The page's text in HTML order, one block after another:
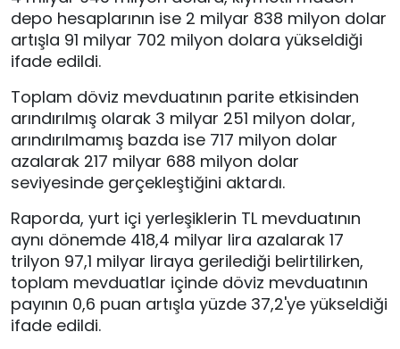
depo hesaplarının ise 2 milyar 838 milyon dolar
artışla 91 milyar 702 milyon dolara yükseldiği
ifade edildi.
Toplam döviz mevduatının parite etkisinden
arındırılmış olarak 3 milyar 251 milyon dolar,
arındırılmamış bazda ise 717 milyon dolar
azalarak 217 milyar 688 milyon dolar
seviyesinde gerçekleştiğini aktardı.
Raporda, yurt içi yerleşiklerin TL mevduatının
aynı dönemde 418,4 milyar lira azalarak 17
trilyon 97,1 milyar liraya gerilediği belirtilirken,
toplam mevduatlar içinde döviz mevduatının
payının 0,6 puan artışla yüzde 37,2'ye yükseldiği
ifade edildi.